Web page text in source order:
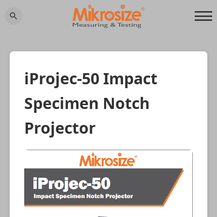
iProjec-50 Impact
Specimen Notch
Projector